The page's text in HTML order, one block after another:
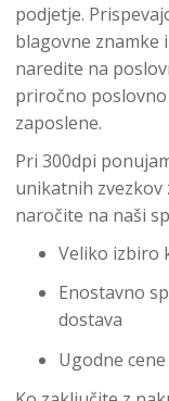
podjetje.
blagovne znamke
naredite na
priročno
zaposlene.
Pri 300dpi
unikatnih zvezkov
naročite na naši
Veliko izbiro
Enostavno
dostava
Ugodne